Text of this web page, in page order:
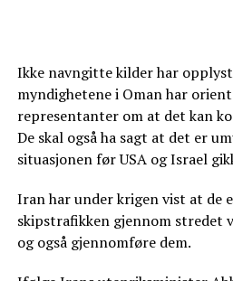
Ikke navngitte kilder har
myndighetene i Oman har
representanter om at det kan
De skal også ha sagt at det er
situasjonen før USA og Israel
Iran har under krigen vist at de
skipstrafikken gjennom stredet
og også gjennomføre dem.